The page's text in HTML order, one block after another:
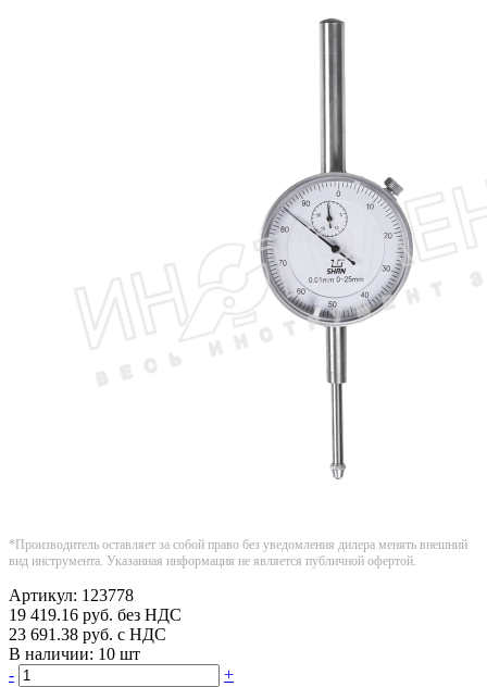
*Производитель оставляет за собой право без уведомления дилера менять внешний
вид инструмента. Указанная информация не является публичной офертой.
Артикул: 123778
19 419.16 руб. без НДС
23 691.38 руб. с НДС
В наличии: 10 шт
-
+